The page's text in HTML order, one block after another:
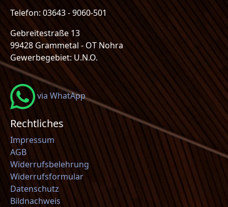
Telefon: 03643 - 9060-501
Gebreitestraße 13
99428 Grammetal - OT Nohra
Gewerbegebiet: U.N.O.
via WhatApp
Rechtliches
Impressum
AGB
Widerrufsbelehrung
Widerrufsformular
Datenschutz
Bildnachweis